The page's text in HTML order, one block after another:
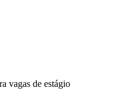
vagas de estágio